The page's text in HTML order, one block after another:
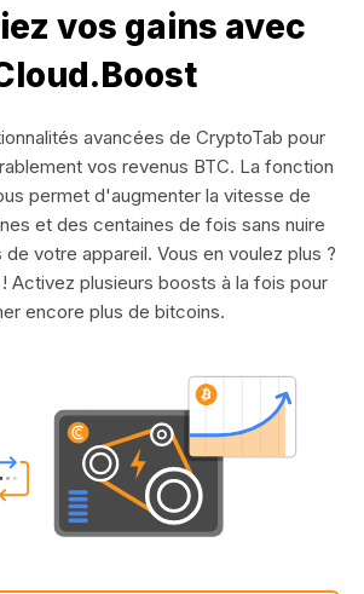
vos gains avec
avancées de CryptoTab pour
vos revenus BTC. La fonction
permet d'augmenter la vitesse de
et des centaines de fois sans nuire
votre appareil. Vous en voulez plus ?
Activez plusieurs boosts à la fois pour
encore plus de bitcoins.